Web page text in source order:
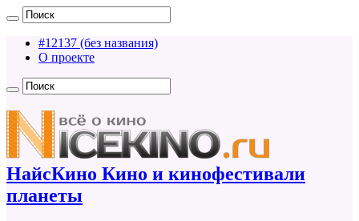
#12137 (без названия)
О проекте
НайсКино Кино и кинофестивали
планеты